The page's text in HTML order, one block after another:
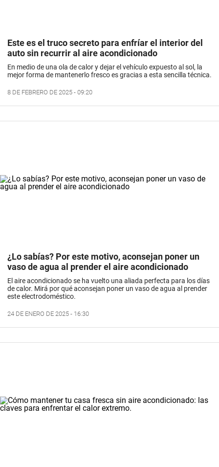
Este es el truco secreto para enfríar el interior del
auto sin recurrir al aire acondicionado
En medio de una ola de calor y dejar el vehículo expuesto al sol, la
mejor forma de mantenerlo fresco es gracias a esta sencilla técnica.
8 DE FEBRERO DE 2025 - 09:20
¿Lo sabías? Por este motivo, aconsejan poner un
vaso de agua al prender el aire acondicionado
El aire acondicionado se ha vuelto una aliada perfecta para los días
de calor. Mirá por qué aconsejan poner un vaso de agua al prender
este electrodoméstico.
24 DE ENERO DE 2025 - 16:30